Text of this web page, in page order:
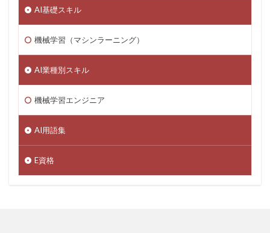
AI基礎スキル
機械学習（マシンラーニング）
AI業種別スキル
機械学習エンジニア
AI用語集
E資格